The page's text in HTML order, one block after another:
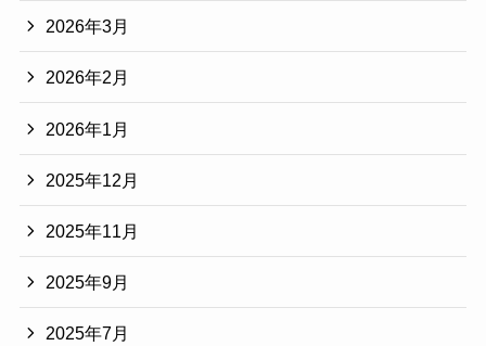
2026年3月
2026年2月
2026年1月
2025年12月
2025年11月
2025年9月
2025年7月